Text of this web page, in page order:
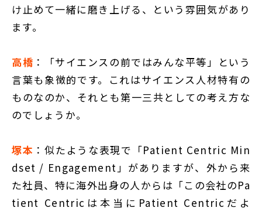
け止めて一緒に磨き上げる、という雰囲気があり
ます。
高橋 ：「サイエンスの前ではみんな平等」という
言葉も象徴的です。これはサイエンス人材特有の
ものなのか、それとも第一三共としての考え方な
のでしょうか。
塚本 ：似たような表現で「Patient Centric Min
dset / Engagement」がありますが、外から来
た社員、特に海外出身の人からは「この会社のPa
tient Centricは本当にPatient Centricだよ